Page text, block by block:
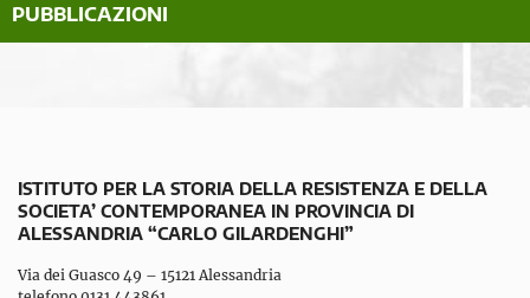
PUBBLICAZIONI
ISTITUTO PER LA STORIA DELLA RESISTENZA E DELLA
SOCIETA’ CONTEMPORANEA IN PROVINCIA DI
ALESSANDRIA “CARLO GILARDENGHI”
Via dei Guasco 49 – 15121 Alessandria